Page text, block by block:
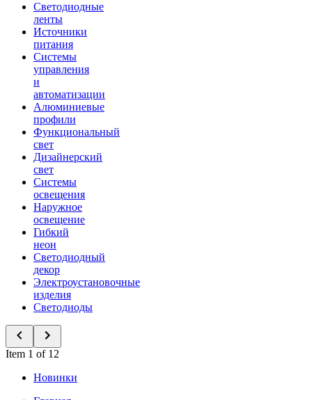
Светодиодные
ленты
Источники
питания
Системы
управления
и
автоматизации
Алюминиевые
профили
Функциональный
свет
Дизайнерский
свет
Системы
освещения
Наружное
освещение
Гибкий
неон
Светодиодный
декор
Электроустановочные
изделия
Светодиоды
Item 1 of 12
Новинки